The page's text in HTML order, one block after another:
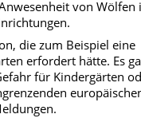
von Wölfen
die zum Beispiel eine
erfordert hätte. Es
für Kindergärten